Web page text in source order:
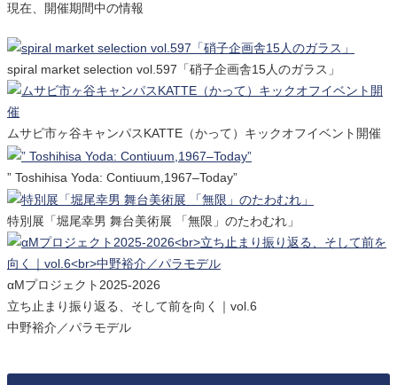
現在、開催期間中の情報
spiral market selection vol.597「硝子企画舎15人のガラス」
ムサビ市ヶ谷キャンパスKATTE（かって）キックオフイベント開催
” Toshihisa Yoda: Contiuum,1967–Today”
特別展「堀尾幸男 舞台美術展 「無限」のたわむれ」
αMプロジェクト2025-2026
立ち止まり振り返る、そして前を向く｜vol.6
中野裕介／パラモデル